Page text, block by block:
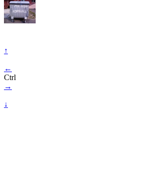
↑
←
Ctrl
→
↓